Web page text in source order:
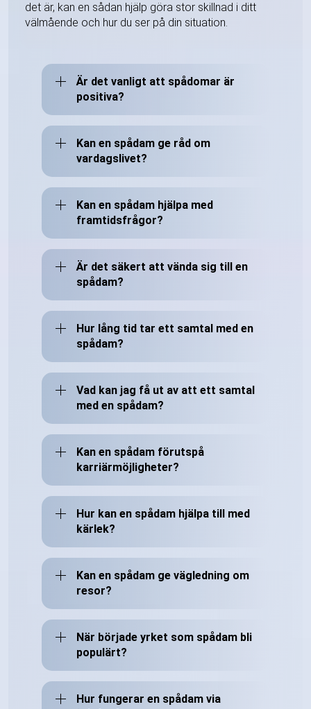
det är, kan en sådan hjälp göra stor skillnad i ditt
välmående och hur du ser på din situation.
Är det vanligt att spådomar är
positiva?
Kan en spådam ge råd om
vardagslivet?
Kan en spådam hjälpa med
framtidsfrågor?
Är det säkert att vända sig till en
spådam?
Hur lång tid tar ett samtal med en
spådam?
Vad kan jag få ut av att ett samtal
med en spådam?
Kan en spådam förutspå
karriärmöjligheter?
Hur kan en spådam hjälpa till med
kärlek?
Kan en spådam ge vägledning om
resor?
När började yrket som spådam bli
populärt?
Hur fungerar en spådam via